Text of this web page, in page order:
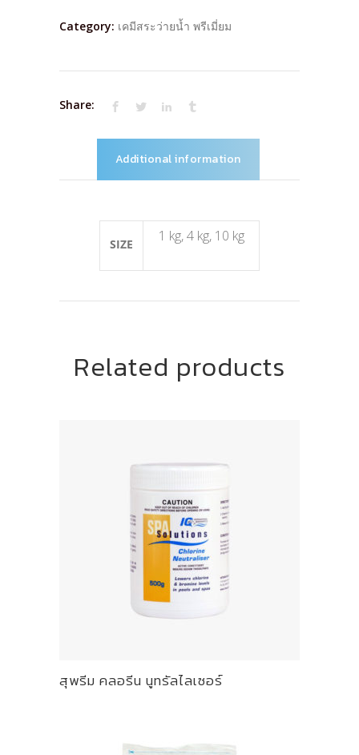
Category: เคมีสระว่ายน้ำ พรีเมี่ยม
Share:
Additional information
SIZE 1 kg, 4 kg, 10 kg
Related products
สุพรีม คลอรีน นูทรัลไลเซอร์